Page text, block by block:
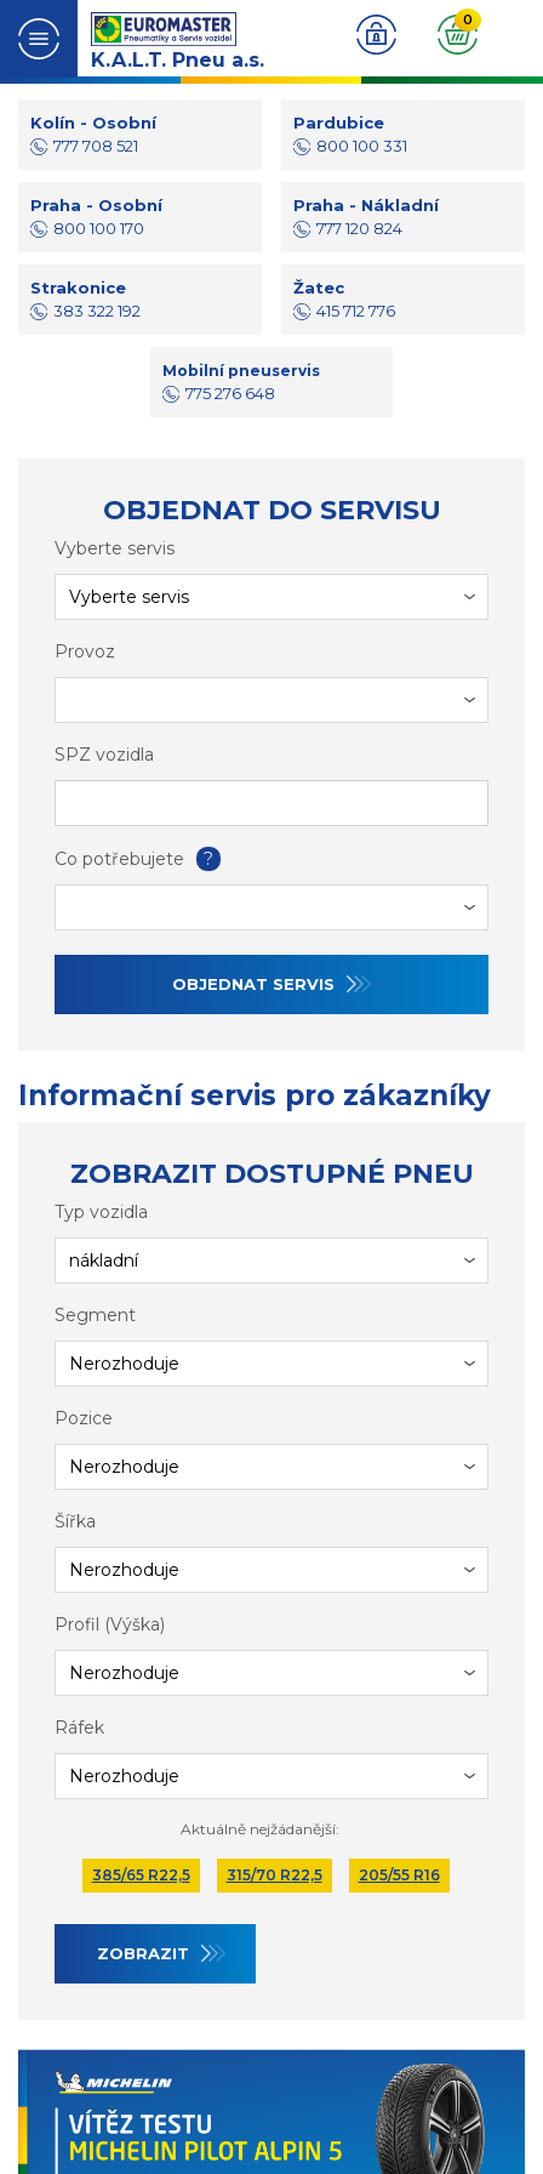
K.A.L.T. Pneu a.s.
0
Kolín - Osobní
777 708 521
Pardubice
800 100 331
Praha - Osobní
800 100 170
Praha - Nákladní
777 120 824
Strakonice
383 322 192
Žatec
415 712 776
Mobilní pneuservis
775 276 648
ZOBRAZIT DOSTUPNÉ PNEU
Typ vozidla
Segment
Pozice
Šířka
Profil (Výška)
Ráfek
Aktuálně nejžádanější:
385/65 R22,5 315/70 R22,5 205/55 R16
ZOBRAZIT
OBJEDNAT DO SERVISU
Vyberte servis
Provoz
SPZ vozidla
Co potřebujete ?
OBJEDNAT SERVIS
Informační servis pro zákazníky